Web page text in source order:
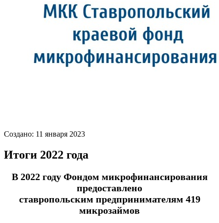
Создано: 11 января 2023
Итоги 2022 года
В 2022 году Фондом микрофинансирования
предоставлено
ставропольским предпринимателям 419
микрозаймов